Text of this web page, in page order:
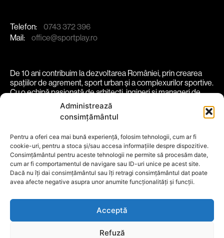
Administrează
consimțământul
Pentru a oferi cea mai bună experiență, folosim tehnologii, cum ar fi
cookie-uri, pentru a stoca și/sau accesa informațiile despre dispozitive.
Consimțământul pentru aceste tehnologii ne permite să procesăm date,
cum ar fi comportamentul de navigare sau ID-uri unice pe acest site.
Dacă nu îți dai consimțământul sau îți retragi consimțământul dat poate
avea afecte negative asupra unor anumite funcționalități și funcții.
Acceptă
Refuză
Telefon:
0743 372 396
Mail:
office@sportplay.ro
De 10 ani contribuim la dezvoltarea României, prin crearea
spațiilor de agrement, sport urban și a complexurilor sportive.
Cu o echipă pasionată de arhitecți, ingineri și manageri de
proiect, transformăm spații în experiențe vibrante și
despre noisoluțiiproiectecomunitateparteneri
blogcontact
Termeni și conditiiPolitică Cookie
Politică de Confidențialitate
Social Media